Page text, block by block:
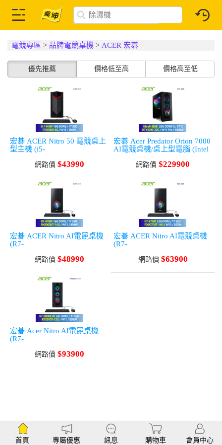
電競專區 > 品牌電競桌機 > ACER 宏碁
優先推薦 價格低至高 價格高至低
宏碁 ACER Nitro 50 電競桌上
型主機 (i5-
8G/W11)網路價 $43990
宏碁 Acer Predator Orion 7000
AI電競桌機/桌上型電腦 (Intel
DDR5*2/2T SSD+2T
Pro/1200W) 黑
網路價 $229900
宏碁 ACER Nitro AI電競桌機
(R7-
16G/W11/850W)
網路價 $48990
宏碁 ACER Nitro AI電競桌機
(R7-
16G/W11/850W)
網路價 $63900
宏碁 Acer Nitro AI電競桌機
(R7-
12G/W11/850W)
網路價 $93900
首頁 專屬優惠 訊息 購物車 會員中心